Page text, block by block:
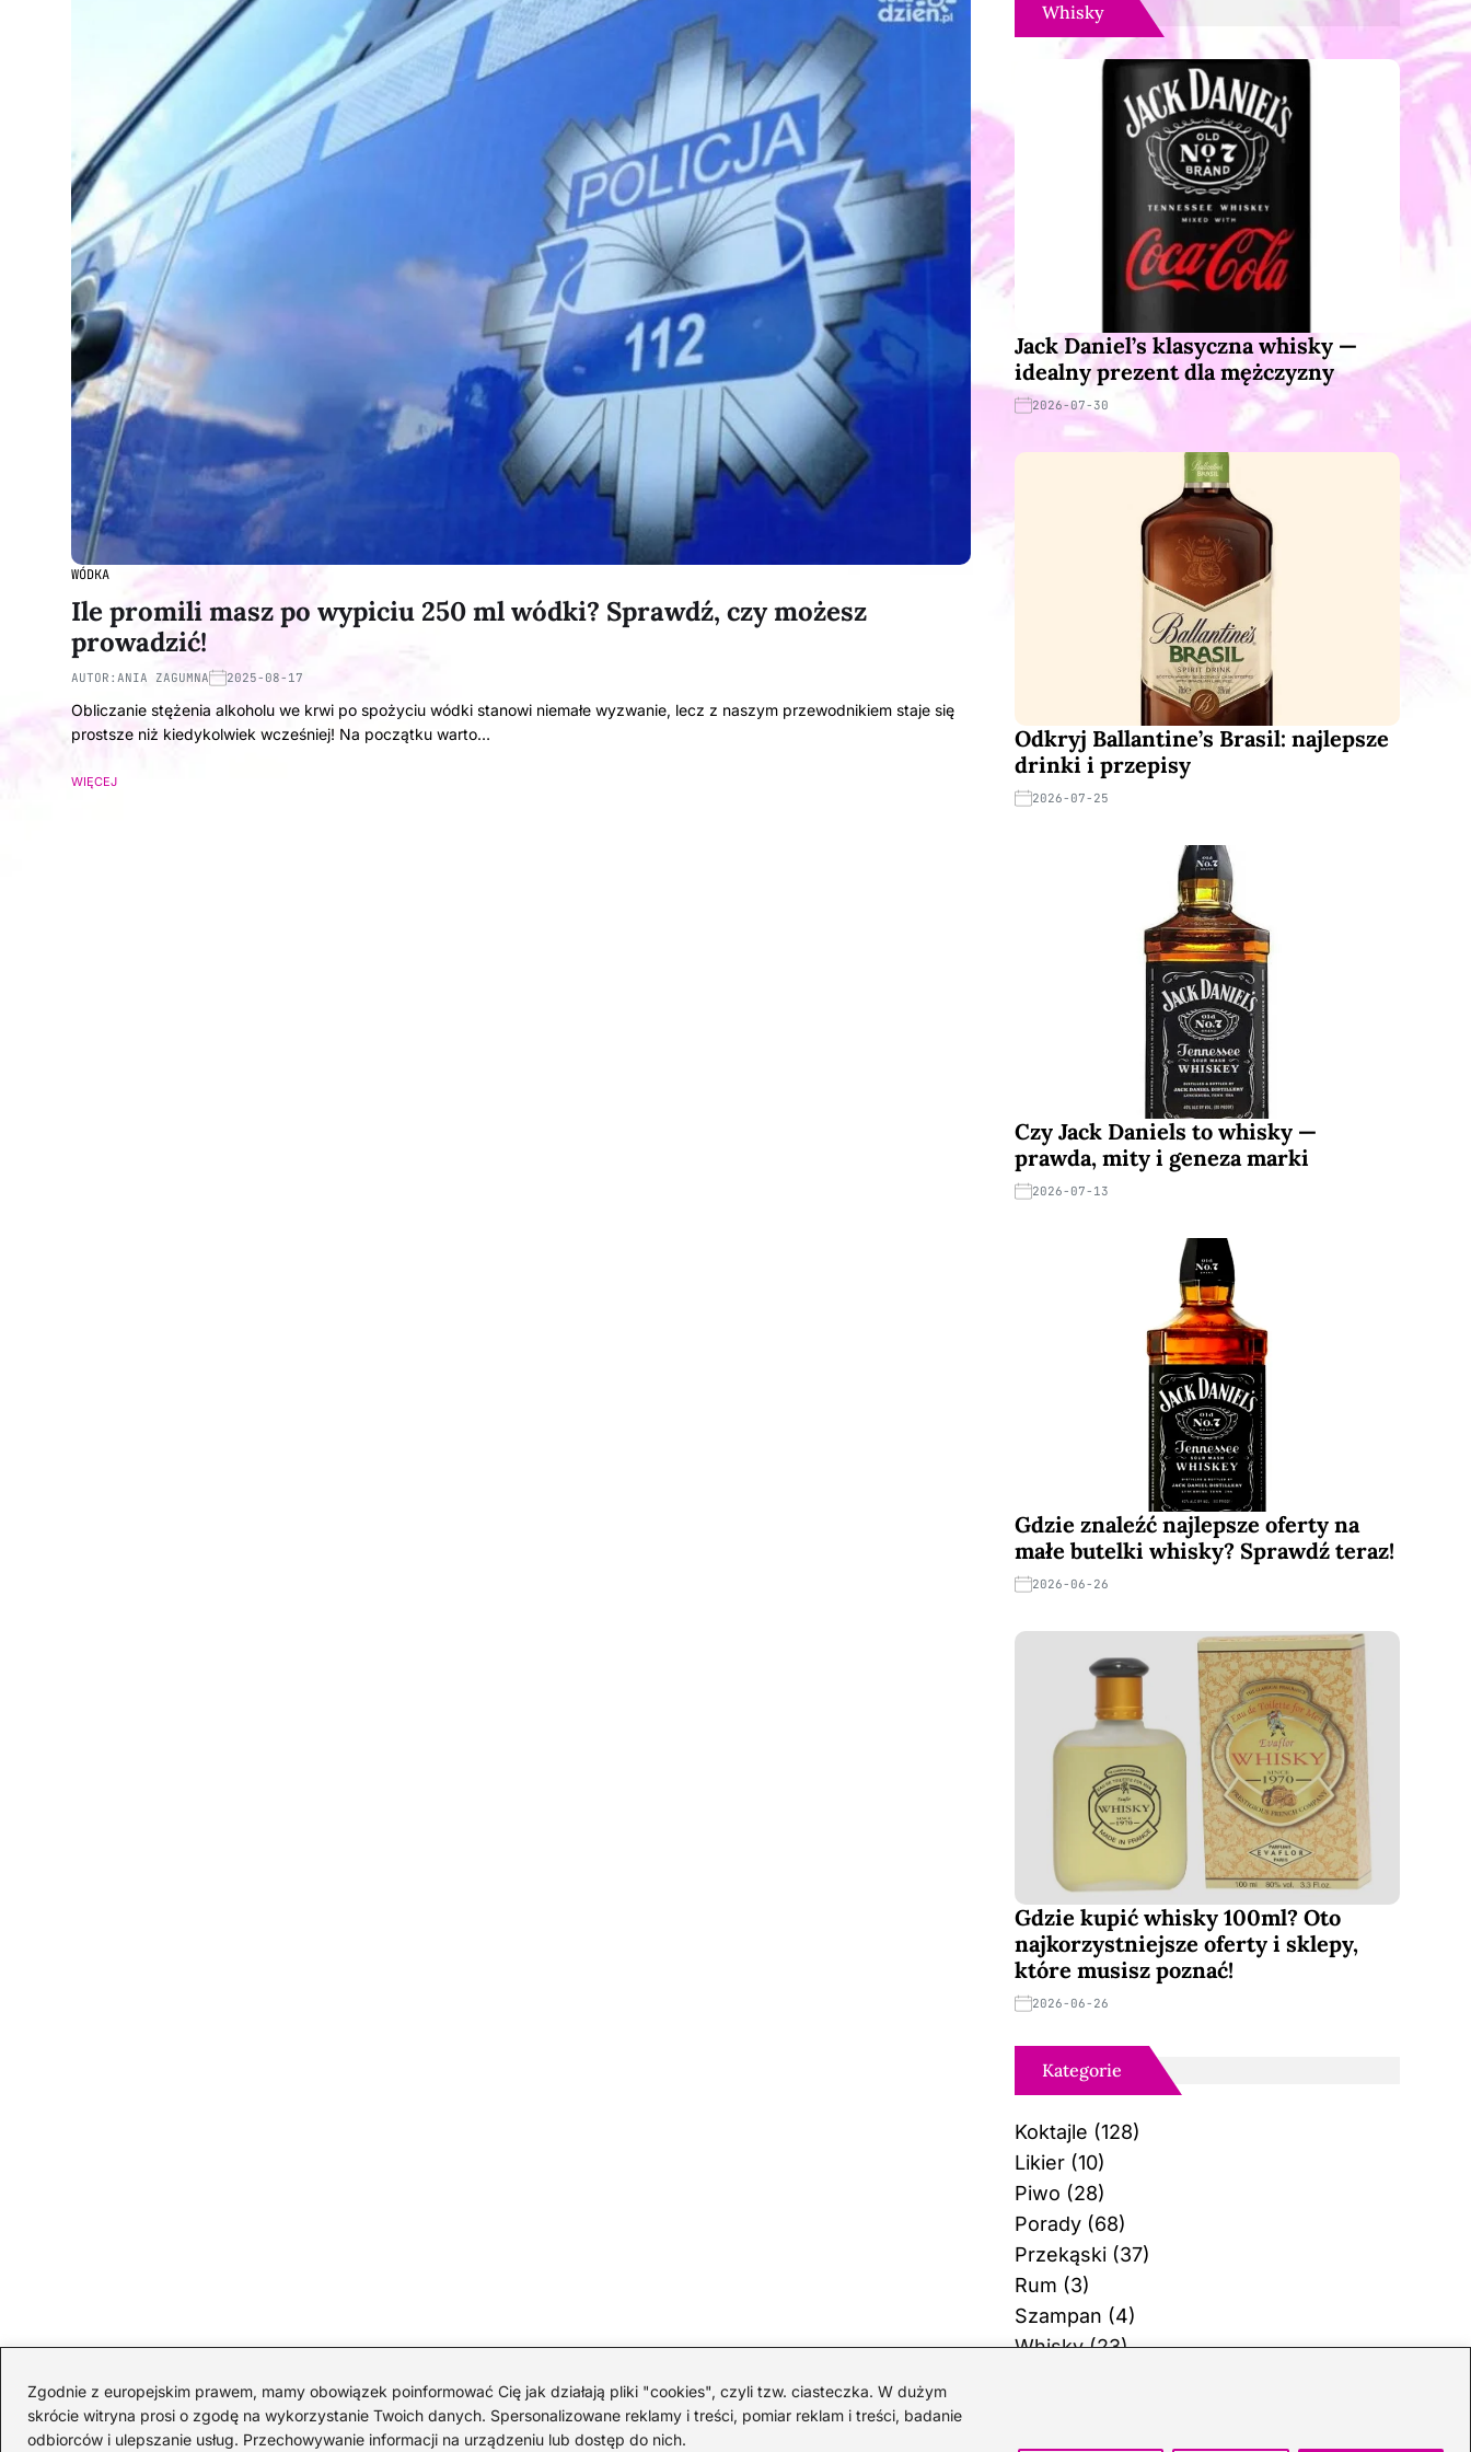
Zgodnie z europejskim prawem, mamy obowiązek poinformować Cię jak działają pliki "cookies", czyli tzw. ciasteczka. W dużym
skrócie witryna prosi o zgodę na wykorzystanie Twoich danych. Spersonalizowane reklamy i treści, pomiar reklam i treści, badanie
odbiorców i ulepszanie usług. Przechowywanie informacji na urządzeniu lub dostęp do nich.
WÓDKA
Ile promili masz po wypiciu 250 ml wódki? Sprawdź, czy możesz
prowadzić!
AUTOR: ANIA ZAGUMNA 2025-08-17
Obliczanie stężenia alkoholu we krwi po spożyciu wódki stanowi niemałe wyzwanie, lecz z naszym przewodnikiem staje się
prostsze niż kiedykolwiek wcześniej! Na początku warto…
WIĘCEJ
Whisky
Jack Daniel’s klasyczna whisky —
idealny prezent dla mężczyzny
2026-07-30
Odkryj Ballantine’s Brasil: najlepsze
drinki i przepisy
2026-07-25
Czy Jack Daniels to whisky —
prawda, mity i geneza marki
2026-07-13
Gdzie znaleźć najlepsze oferty na
małe butelki whisky? Sprawdź teraz!
2026-06-26
Gdzie kupić whisky 100ml? Oto
najkorzystniejsze oferty i sklepy,
które musisz poznać!
2026-06-26
Kategorie
Koktajle (128)
Likier(10)
Piwo (28)
Porady(68)
Przekąski(37)
Rum (3)
Szampan (4)
Whisky(23)